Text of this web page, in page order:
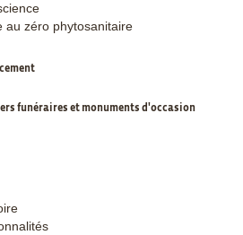
au zéro phytosanitaire
funéraires et monuments d'occasion